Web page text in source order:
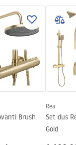
Clean
Brush
Rea
Set dus
Gold